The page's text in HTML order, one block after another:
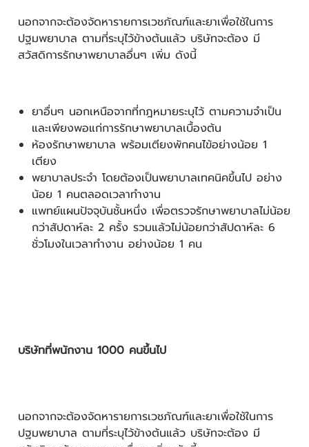
นอกจากจะต้องจัดหารายการเวชภัณฑ์และยาเพื่อใช้ในการ
ปฐมพยาบาล ตามที่ระบุไว้ข้างต้นแล้ว บริษัทจะต้อง มี
สวัสดิการรักษาพยาบาลอื่นๆ เพิ่ม ดังนี้
ยาอื่นๆ นอกเหนือจากที่กฎหมายระบุไว้ ตามความจำเป็น
และเพียงพอแก่การรักษาพยาบาลเบื้องต้น
ห้องรักษาพยาบาล พร้อมเตียงพักคนไข้อย่างน้อย 1
เตียง
พยาบาลประจำ โดยต้องเป็นพยาบาลเทคนิคขึ้นไป อย่าง
น้อย 1 คนตลอดเวลาทำงาน
แพทย์แผนปัจจุบันชั้นหนึ่ง เพื่อตรวจรักษาพยาบาลไม่น้อย
กว่าสัปดาห์ละ 2 ครั้ง รวมแล้วไม่น้อยกว่าสัปดาห์ละ 6
ชั่วโมงในเวลาทำงาน อย่างน้อย 1 คน
บริษัทที่พนักงาน 1000 คนขึ้นไป
นอกจากจะต้องจัดหารายการเวชภัณฑ์และยาเพื่อใช้ในการ
ปฐมพยาบาล ตามที่ระบุไว้ข้างต้นแล้ว บริษัทจะต้อง มี